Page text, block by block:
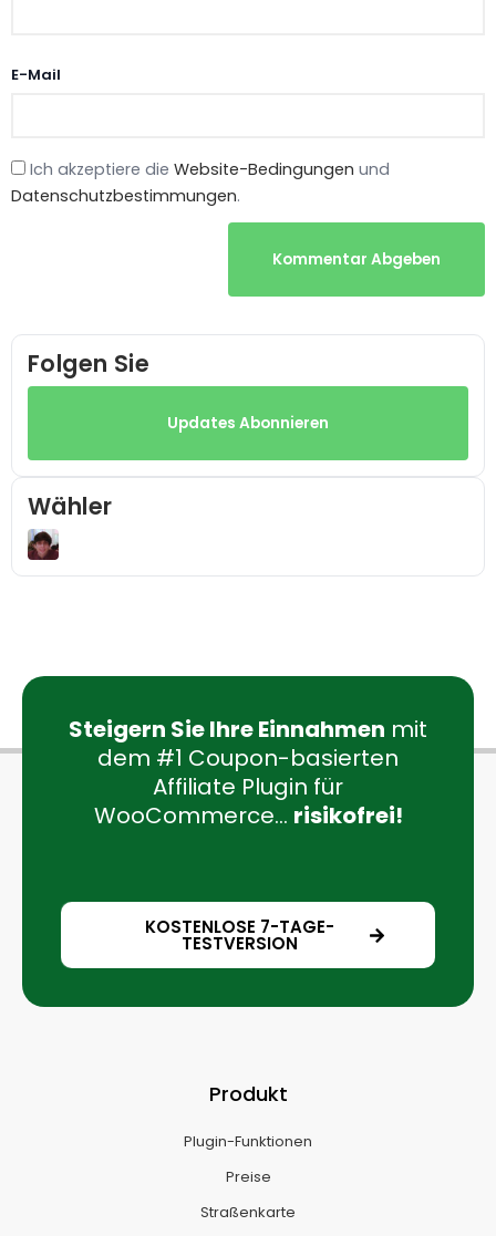
E-Mail
Ich akzeptiere die Website-Bedingungen und
Datenschutzbestimmungen.
Kommentar Abgeben
Folgen Sie
Updates Abonnieren
Wähler
Steigern Sie Ihre Einnahmen mit
dem #1 Coupon-basierten
Affiliate Plugin für
WooCommerce... risikofrei!
KOSTENLOSE 7-TAGE-
TESTVERSION
Produkt
Plugin-Funktionen
Preise
Straßenkarte